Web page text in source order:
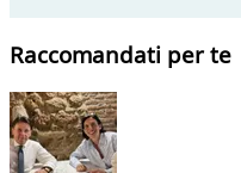
Raccomandati per te